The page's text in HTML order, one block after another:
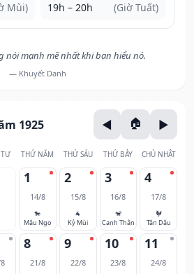
Mùi) 19h – 20h (Giờ Tuất)
nói mạnh mẽ nhất khi bạn hiểu nó.
— Khuyết Danh
1925
THỨ NĂM THỨ SÁU THỨ BẢY CHỦ NHẬT
1
14/8
🐎
Mậu Ngọ
2
15/8
🐐
Kỷ Mùi
3
16/8
🐒
Canh Thân
4
17/8
🐓
Tân Dậu
8
21/8
9
22/8
10
23/8
11
24/8